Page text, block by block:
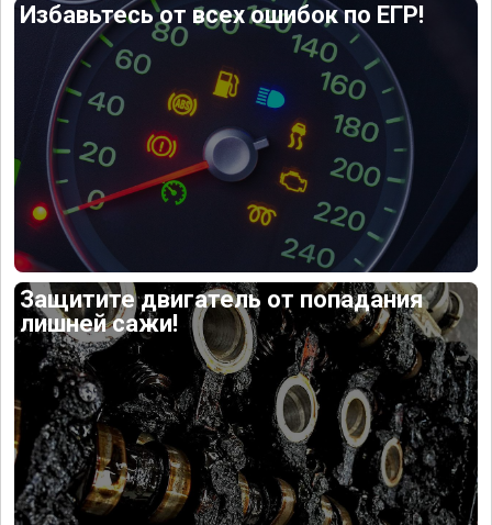
Избавьтесь от всех ошибок по ЕГР!
Защитите двигатель от попадания
лишней сажи!